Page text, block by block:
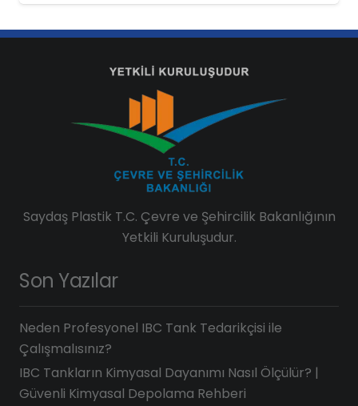
Saydaş Plastik T.C. Çevre ve Şehircilik Bakanlığının
Yetkili Kuruluşudur.
Son Yazılar
Neden Profesyonel IBC Tank Tedarikçisi ile
Çalışmalısınız?
IBC Tankların Kimyasal Dayanımı Nasıl Ölçülür? |
Güvenli Kimyasal Depolama Rehberi